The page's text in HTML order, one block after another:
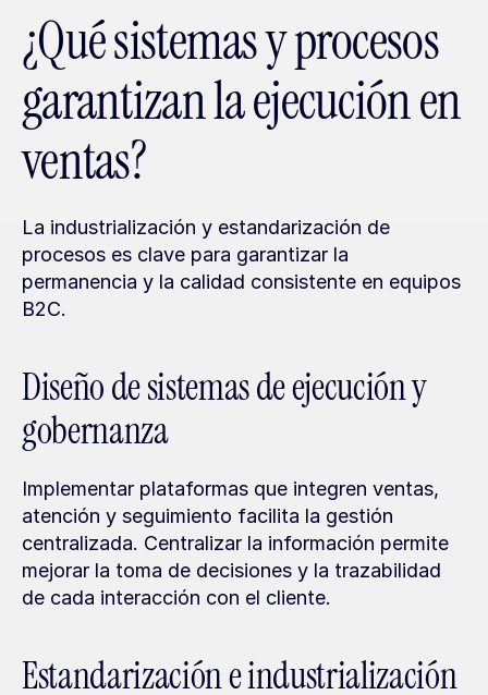
¿Qué sistemas y procesos
garantizan la ejecución en
ventas?
La industrialización y estandarización de
procesos es clave para garantizar la
permanencia y la calidad consistente en equipos
B2C.
Diseño de sistemas de ejecución y
gobernanza
Implementar plataformas que integren ventas,
atención y seguimiento facilita la gestión
centralizada. Centralizar la información permite
mejorar la toma de decisiones y la trazabilidad
de cada interacción con el cliente.
Estandarización e industrialización